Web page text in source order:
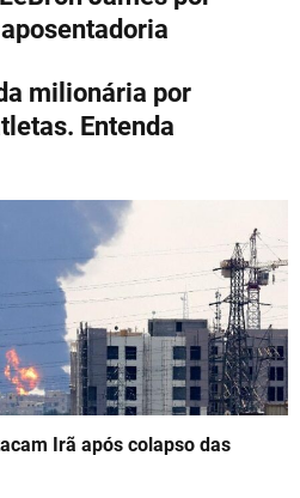
l
e
st
e
dI
n
e
milionária por
Entenda
Irã após colapso das